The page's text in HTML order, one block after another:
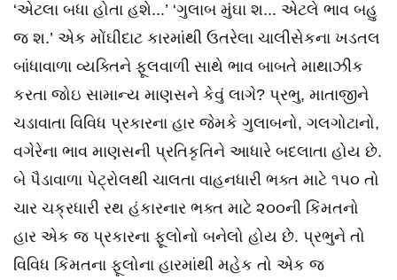
‘એટલા બધા હોતા હશે...’ ‘ગુલાબ મુંઘા શ... એટલે ભાવ બહુ
જ શ.’ એક મોંઘીદાટ કારમાંથી ઉતરેલા ચાલીસેકના ખડતલ
બાંધાવાળા વ્યક્તિને ફૂલવાળી સાથે ભાવ બાબતે માથાઝીક
કરતા જોઇ સામાન્ય માણસને કેવું લાગે? પ્રભુ, માતાજીને
ચડાવાતા વિવિધ પ્રકારના હાર જેમકે ગુલાબનો, ગલગોટાનો,
વગેરેના ભાવ માણસની પ્રતિકૃતિને આધારે બદલાતા હોય છે.
બે પૈડાવાળા પેટ્રોલથી ચાલતા વાહનધારી ભક્ત માટે ૧૫૦ તો
ચાર ચક્રધારી રથ હંકારનાર ભક્ત માટે ૨૦૦ની કિંમતનો
હાર એક જ પ્રકારના ફૂલોનો બનેલો હોય છે. પ્રભુને તો
વિવિધ કિંમતના ફૂલોના હારમાંથી મહેક તો એક જ